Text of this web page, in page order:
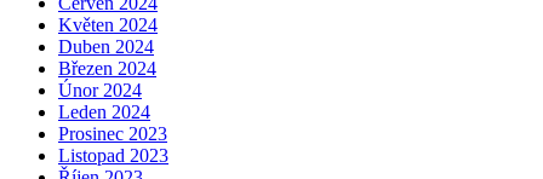
Květen 2024
Duben 2024
Březen 2024
Únor 2024
Leden 2024
Prosinec 2023
Listopad 2023